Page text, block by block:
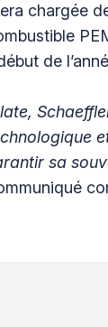
chargée
de
sa